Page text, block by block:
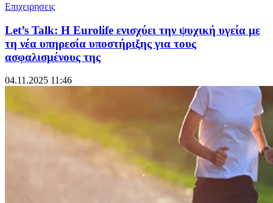
Επιχειρησεις
Let’s Talk: Η Eurolife ενισχύει την ψυχική υγεία με
τη νέα υπηρεσία υποστήριξης για τους
ασφαλισμένους της
04.11.2025 11:46